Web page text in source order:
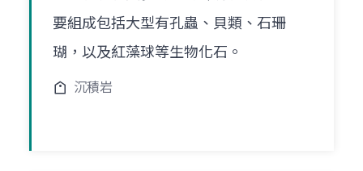
要組成包括大型有孔蟲、貝類、石珊
瑚，以及紅藻球等生物化石。
沉積岩